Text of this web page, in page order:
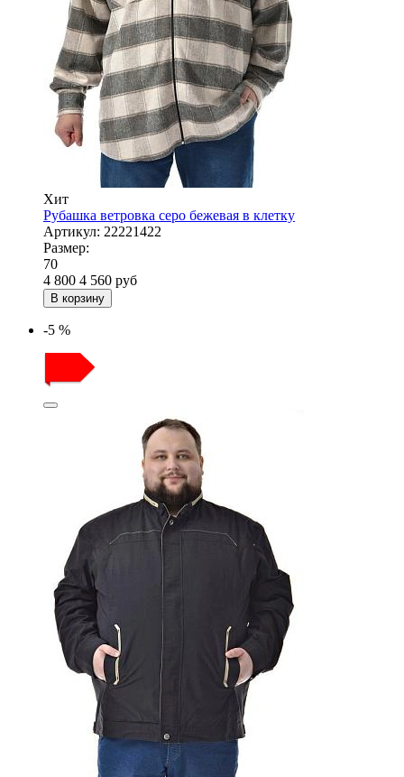
Хит
Рубашка ветровка серо бежевая в клетку
Артикул: 22221422
Размер:
70
4 800 4 560 руб
В корзину
-5 %